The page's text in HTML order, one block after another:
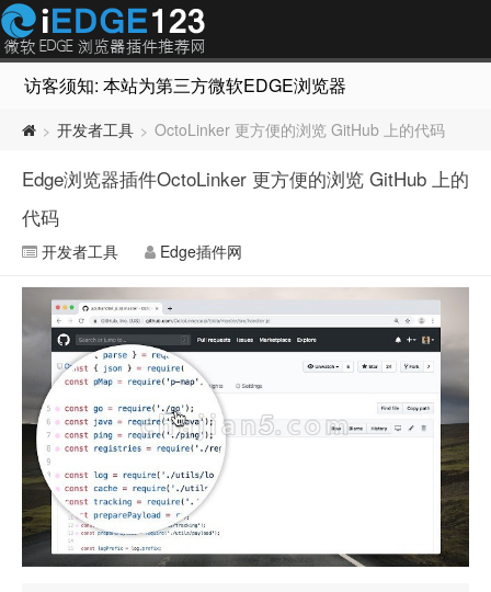
访客须知: 本站为第三方微软EDGE浏览器插件推荐网站，
> 开发者工具 > OctoLinker 更方便的浏览 GitHub 上的代码
Edge浏览器插件OctoLinker 更方便的浏览 GitHub 上的
代码
开发者工具 Edge插件网